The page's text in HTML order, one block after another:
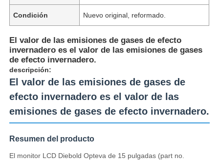
Condición Nuevo original, reformado.
El valor de las emisiones de gases de efecto
invernadero es el valor de las emisiones de gases
de efecto invernadero.
descripción:
El valor de las emisiones de gases de
efecto invernadero es el valor de las
emisiones de gases de efecto invernadero.
Resumen del producto
El monitor LCD Diebold Opteva de 15 pulgadas (part no.